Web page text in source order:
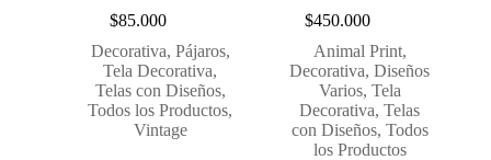
$85.000
Decorativa, Pájaros,
Tela Decorativa,
Telas con Diseños,
Todos los Productos,
Vintage
$450.000
Animal Print,
Decorativa,Diseños
Varios, Tela
Decorativa,Telas
con Diseños, Todos
los Productos